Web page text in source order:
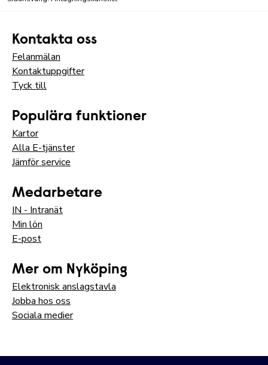
Kontakta oss
Felanmälan
Kontaktuppgifter
Tyck till
Populära funktioner
Kartor
Alla E-tjänster
Jämför service
Medarbetare
IN - Intranät
Min lön
E-post
Mer om Nyköping
Elektronisk anslagstavla
Jobba hos oss
Sociala medier